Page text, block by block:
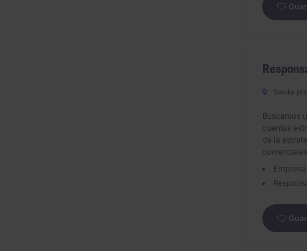
Sevilla
Buscamos
cuentas
de la